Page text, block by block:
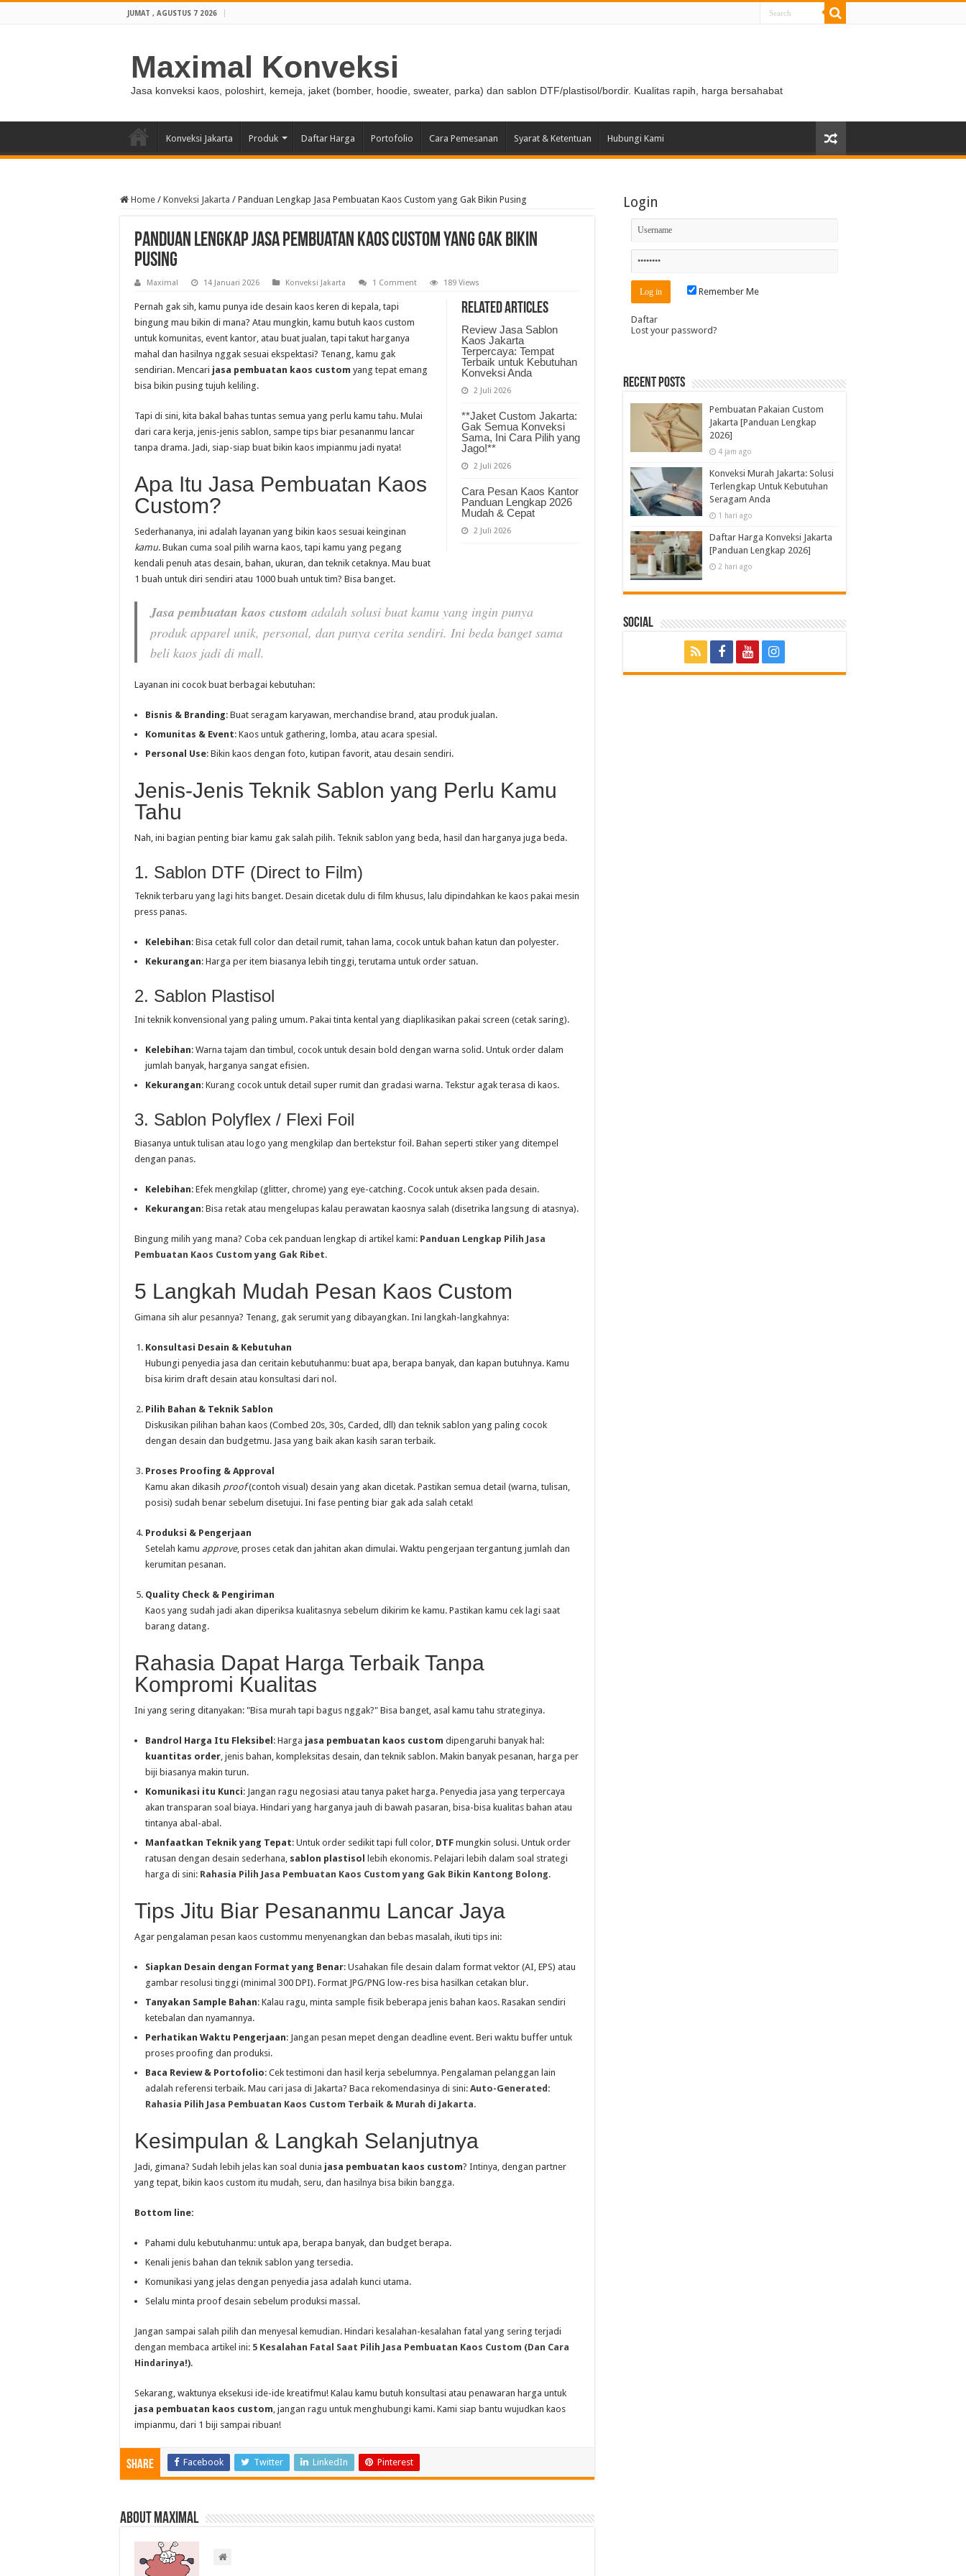
JUMAT , AGUSTUS 7 2026
Maximal Konveksi
Jasa konveksi kaos, poloshirt, kemeja, jaket (bomber, hoodie, sweater, parka) dan sablon DTF/plastisol/bordir. Kualitas rapih, harga bersahabat
Konveksi Jakarta Produk Daftar Harga Portofolio Cara Pemesanan Syarat & Ketentuan Hubungi Kami
Home / Konveksi Jakarta / Panduan Lengkap Jasa Pembuatan Kaos Custom yang Gak Bikin Pusing
Panduan Lengkap Jasa Pembuatan Kaos Custom yang Gak Bikin
Pusing
Maximal 14 Januari 2026 Konveksi Jakarta 1 Comment 189 Views
Related Articles
Review Jasa Sablon
Kaos Jakarta
Terpercaya: Tempat
Terbaik untuk Kebutuhan
Konveksi Anda
2 Juli 2026
**Jaket Custom Jakarta:
Gak Semua Konveksi
Sama, Ini Cara Pilih yang
Jago!**
2 Juli 2026
Cara Pesan Kaos Kantor
Panduan Lengkap 2026
Mudah & Cepat
2 Juli 2026
Pernah gak sih, kamu punya ide desain kaos keren di kepala, tapi
bingung mau bikin di mana? Atau mungkin, kamu butuh kaos custom
untuk komunitas, event kantor, atau buat jualan, tapi takut harganya
mahal dan hasilnya nggak sesuai ekspektasi? Tenang, kamu gak
sendirian. Mencari jasa pembuatan kaos custom yang tepat emang
bisa bikin pusing tujuh keliling.
Tapi di sini, kita bakal bahas tuntas semua yang perlu kamu tahu. Mulai
dari cara kerja, jenis-jenis sablon, sampe tips biar pesananmu lancar
tanpa drama. Jadi, siap-siap buat bikin kaos impianmu jadi nyata!
Apa Itu Jasa Pembuatan Kaos
Custom?
Sederhananya, ini adalah layanan yang bikin kaos sesuai keinginan
kamu. Bukan cuma soal pilih warna kaos, tapi kamu yang pegang
kendali penuh atas desain, bahan, ukuran, dan teknik cetaknya. Mau buat
1 buah untuk diri sendiri atau 1000 buah untuk tim? Bisa banget.
Jasa pembuatan kaos custom adalah solusi buat kamu yang ingin punya
produk apparel unik, personal, dan punya cerita sendiri. Ini beda banget sama
beli kaos jadi di mall.
Layanan ini cocok buat berbagai kebutuhan:
Bisnis & Branding: Buat seragam karyawan, merchandise brand, atau produk jualan.
Komunitas & Event: Kaos untuk gathering, lomba, atau acara spesial.
Personal Use: Bikin kaos dengan foto, kutipan favorit, atau desain sendiri.
Jenis-Jenis Teknik Sablon yang Perlu Kamu
Tahu
Nah, ini bagian penting biar kamu gak salah pilih. Teknik sablon yang beda, hasil dan harganya juga beda.
1. Sablon DTF (Direct to Film)
Teknik terbaru yang lagi hits banget. Desain dicetak dulu di film khusus, lalu dipindahkan ke kaos pakai mesin
press panas.
Kelebihan: Bisa cetak full color dan detail rumit, tahan lama, cocok untuk bahan katun dan polyester.
Kekurangan: Harga per item biasanya lebih tinggi, terutama untuk order satuan.
2. Sablon Plastisol
Ini teknik konvensional yang paling umum. Pakai tinta kental yang diaplikasikan pakai screen (cetak saring).
Kelebihan: Warna tajam dan timbul, cocok untuk desain bold dengan warna solid. Untuk order dalam
jumlah banyak, harganya sangat efisien.
Kekurangan: Kurang cocok untuk detail super rumit dan gradasi warna. Tekstur agak terasa di kaos.
3. Sablon Polyflex / Flexi Foil
Biasanya untuk tulisan atau logo yang mengkilap dan bertekstur foil. Bahan seperti stiker yang ditempel
dengan panas.
Kelebihan: Efek mengkilap (glitter, chrome) yang eye-catching. Cocok untuk aksen pada desain.
Kekurangan: Bisa retak atau mengelupas kalau perawatan kaosnya salah (disetrika langsung di atasnya).
Bingung milih yang mana? Coba cek panduan lengkap di artikel kami: Panduan Lengkap Pilih Jasa
Pembuatan Kaos Custom yang Gak Ribet.
5 Langkah Mudah Pesan Kaos Custom
Gimana sih alur pesannya? Tenang, gak serumit yang dibayangkan. Ini langkah-langkahnya:
Konsultasi Desain & Kebutuhan
Hubungi penyedia jasa dan ceritain kebutuhanmu: buat apa, berapa banyak, dan kapan butuhnya. Kamu
bisa kirim draft desain atau konsultasi dari nol.
Pilih Bahan & Teknik Sablon
Diskusikan pilihan bahan kaos (Combed 20s, 30s, Carded, dll) dan teknik sablon yang paling cocok
dengan desain dan budgetmu. Jasa yang baik akan kasih saran terbaik.
Proses Proofing & Approval
Kamu akan dikasih proof(contoh visual) desain yang akan dicetak. Pastikan semua detail (warna, tulisan,
posisi) sudah benar sebelum disetujui. Ini fase penting biar gak ada salah cetak!
Produksi & Pengerjaan
Setelah kamu approve, proses cetak dan jahitan akan dimulai. Waktu pengerjaan tergantung jumlah dan
kerumitan pesanan.
Quality Check & Pengiriman
Kaos yang sudah jadi akan diperiksa kualitasnya sebelum dikirim ke kamu. Pastikan kamu cek lagi saat
barang datang.
Rahasia Dapat Harga Terbaik Tanpa
Kompromi Kualitas
Ini yang sering ditanyakan: "Bisa murah tapi bagus nggak?" Bisa banget, asal kamu tahu strateginya.
Bandrol Harga Itu Fleksibel : Harga jasa pembuatan kaos custom dipengaruhi banyak hal:
kuantitas order, jenis bahan, kompleksitas desain, dan teknik sablon. Makin banyak pesanan, harga per
biji biasanya makin turun.
Komunikasi itu Kunci: Jangan ragu negosiasi atau tanya paket harga. Penyedia jasa yang terpercaya
akan transparan soal biaya. Hindari yang harganya jauh di bawah pasaran, bisa-bisa kualitas bahan atau
tintanya abal-abal.
Manfaatkan Teknik yang Tepat: Untuk order sedikit tapi full color, DTF mungkin solusi. Untuk order
ratusan dengan desain sederhana, sablon plastisol
lebih ekonomis. Pelajari lebih dalam soal strategi
harga di sini: Rahasia Pilih Jasa Pembuatan Kaos Custom yang Gak Bikin Kantong Bolong.
Tips Jitu Biar Pesananmu Lancar Jaya
Agar pengalaman pesan kaos custommu menyenangkan dan bebas masalah, ikuti tips ini:
Siapkan Desain dengan Format yang Benar: Usahakan file desain dalam format vektor (AI, EPS) atau
gambar resolusi tinggi (minimal 300 DPI). Format JPG/PNG low-res bisa hasilkan cetakan blur.
Tanyakan Sample Bahan: Kalau ragu, minta sample fisik beberapa jenis bahan kaos. Rasakan sendiri
ketebalan dan nyamannya.
Perhatikan Waktu Pengerjaan: Jangan pesan mepet dengan deadline event. Beri waktu buffer untuk
proses proofing dan produksi.
Baca Review & Portofolio: Cek testimoni dan hasil kerja sebelumnya. Pengalaman pelanggan lain
adalah referensi terbaik. Mau cari jasa di Jakarta? Baca rekomendasinya di sini: Auto-Generated:
Rahasia Pilih Jasa Pembuatan Kaos Custom Terbaik & Murah di Jakarta.
Kesimpulan & Langkah Selanjutnya
Jadi, gimana? Sudah lebih jelas kan soal dunia jasa pembuatan kaos custom? Intinya, dengan partner
yang tepat, bikin kaos custom itu mudah, seru, dan hasilnya bisa bikin bangga.
Bottom line:
Pahami dulu kebutuhanmu: untuk apa, berapa banyak, dan budget berapa.
Kenali jenis bahan dan teknik sablon yang tersedia.
Komunikasi yang jelas dengan penyedia jasa adalah kunci utama.
Selalu minta proof desain sebelum produksi massal.
Jangan sampai salah pilih dan menyesal kemudian. Hindari kesalahan-kesalahan fatal yang sering terjadi
dengan membaca artikel ini: 5 Kesalahan Fatal Saat Pilih Jasa Pembuatan Kaos Custom (Dan Cara
Hindarinya!).
Sekarang, waktunya eksekusi ide-ide kreatifmu! Kalau kamu butuh konsultasi atau penawaran harga untuk
jasa pembuatan kaos custom, jangan ragu untuk menghubungi kami. Kami siap bantu wujudkan kaos
impianmu, dari 1 biji sampai ribuan!
Share Facebook Twitter LinkedIn Pinterest
About Maximal
Login
Remember Me
Daftar
Lost your password?
Recent Posts
Pembuatan Pakaian Custom
Jakarta [Panduan Lengkap
2026]
4 jam ago
Konveksi Murah Jakarta: Solusi
Terlengkap Untuk Kebutuhan
Seragam Anda
1 hari ago
Daftar Harga Konveksi Jakarta
[Panduan Lengkap 2026]
2 hari ago
Social